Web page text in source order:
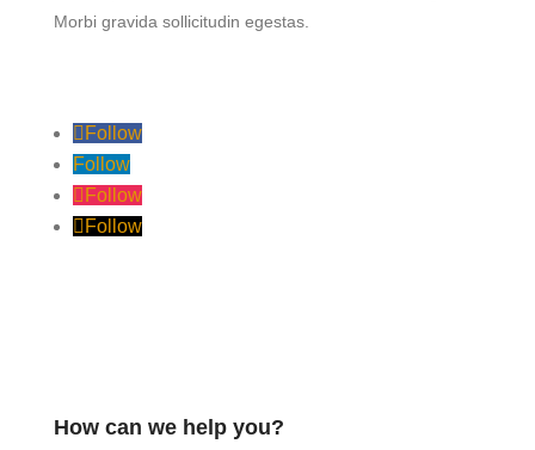
Morbi gravida sollicitudin egestas.
Follow
Follow
Follow
Follow
How can we help you?